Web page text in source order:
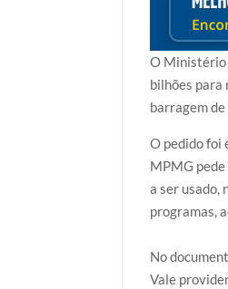
e
r
e
b
o
k
O Ministério
bilhões para
barragem
O pedido foi
MPMG
a ser usado,
programas,
No
Vale